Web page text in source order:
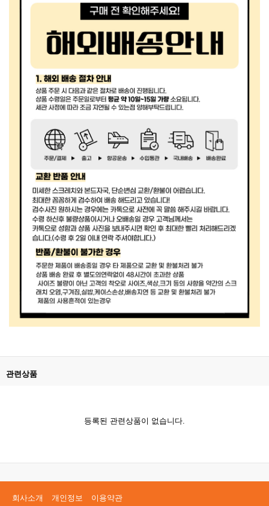
관련상품
등록된 관련상품이 없습니다.
회사소개 개인정보 이용약관